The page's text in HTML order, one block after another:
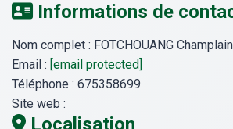
Informations de
Nom complet : FOTCHOUANG Champlain
Email : [email protected]
Téléphone : 675358699
Site web :
Localisation